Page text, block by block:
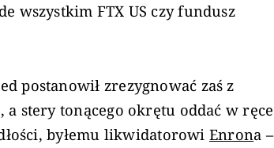
wszystkim FTX US czy fundusz
postanowił zrezygnować zaś z
stery tonącego okrętu oddać w ręce
byłemu likwidatorowi Enrona –